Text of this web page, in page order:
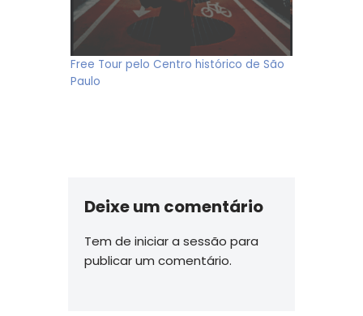
Free Tour pelo Centro histórico de São
Paulo
Deixe um comentário
Tem de iniciar a sessão para
publicar um comentário.